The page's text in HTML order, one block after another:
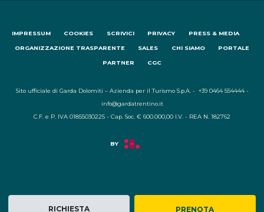
RICHIESTA PRENOTA
IMPRESSUM COOKIES SCRIVICI PRIVACY PRESS & MEDIA
ORGANIZZAZIONE TRASPARENTE SALES CHI SIAMO PORTALE
PARTNER CGC
Sito ufficiale di Garda Dolomiti – Azienda per il Turismo S.p.A. - +39 0464 554444 -
info@gardatrentino.it
C.F. e P. IVA 01855030225 - Cap. Soc. € 600.000,00 I.V. - REA N. 182762